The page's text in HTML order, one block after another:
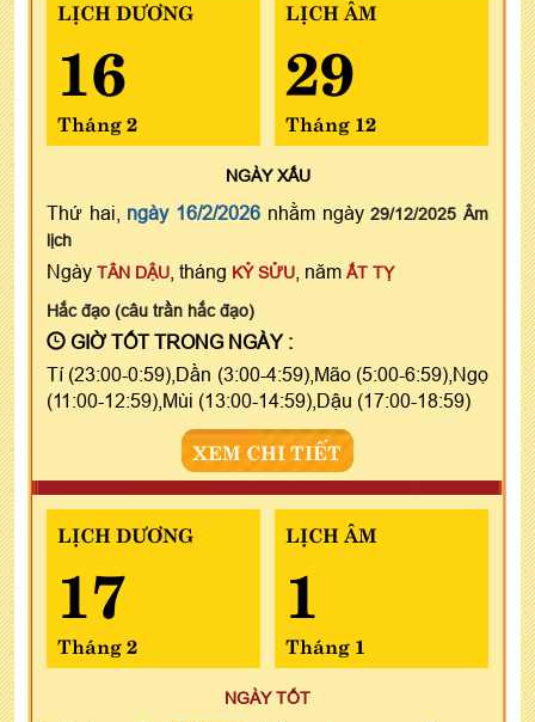
LỊCH DƯƠNG
16
Tháng 2
LỊCH ÂM
29
Tháng 12
NGÀYXẤU
Thứ hai, ngày 16/2/2026 nhằm ngày29/12/2025 Âm
lịch
Ngày TÂN DẬU , tháng KỶ SỬU , năm ẤT TỴ
Hắc đạo (câu trần hắc đạo)
GIỜ TỐT TRONG NGÀY :
Tí (23:00-0:59),Dần (3:00-4:59),Mão (5:00-6:59),Ngọ
(11:00-12:59),Mùi (13:00-14:59),Dậu (17:00-18:59)
XEM CHI TIẾT
LỊCH DƯƠNG
17
Tháng 2
LỊCH ÂM
1
Tháng 1
NGÀY TỐT